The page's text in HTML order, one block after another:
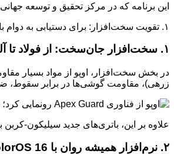
این برنامه که در مرکز تحقیق و توسعه
۱. تقویت سخت‌افزار: برای دستیابی به دوام بالاتر. ۲. بهینه‌سازی نرم‌افزار: برای حفظ عملکرد روان و پایدار. ۳. ارتقای خدمات پس از فروش: برای حفظ بهترین تجربه کاربری در طول زمان.
۱. سخت‌افزار جان‌سخت: از فولاد تا آلیاژ هوافضا
زرهی)، مقاومت گوشی‌ها در برابر سقوط،
علاوه بر این، باتری‌های جدید سیلیکون-کربن با مواد سفارشی، عمر مفید را تا
۲. نرم‌افزار همیشه روان با ColorOS 16